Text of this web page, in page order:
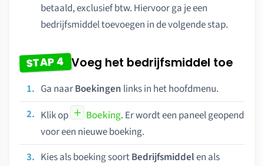
betaald, exclusief btw. Hiervoor ga je een
bedrijfsmiddel toevoegen in de volgende stap.
STAP 4 Voeg het bedrijfsmiddel toe
Ga naarBoekingen links in het hoofdmenu.
Klik op
Boeking. Er wordt een paneel geopend
voor een nieuwe boeking.
Kies als boeking soortBedrijfsmiddelen als